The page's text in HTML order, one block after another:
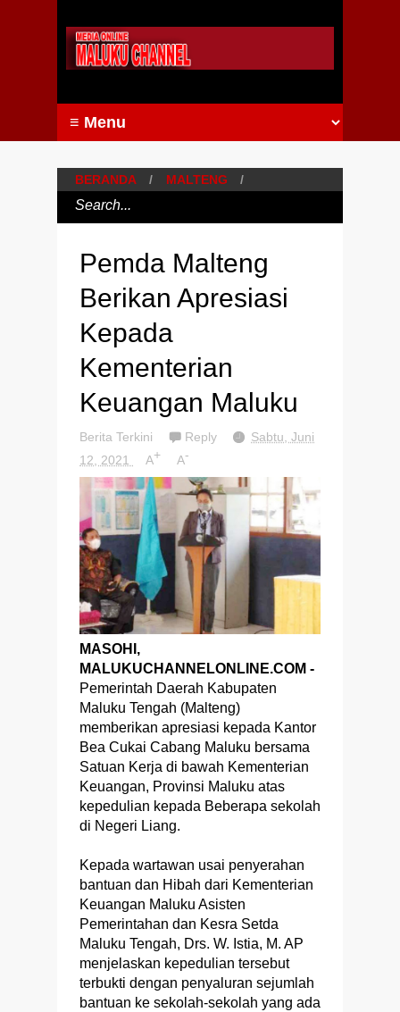
BERANDA / MALTENG /
Pemda Malteng
Berikan Apresiasi
Kepada
Kementerian
Keuangan Maluku
Berita Terkini Reply
Sabtu, Juni
12, 2021
A+ A-
MASOHI,
MALUKUCHANNELONLINE.COM -
Pemerintah Daerah Kabupaten
Maluku Tengah (Malteng)
memberikan apresiasi kepada Kantor
Bea Cukai Cabang Maluku bersama
Satuan Kerja di bawah Kementerian
Keuangan, Provinsi Maluku atas
kepedulian kepada Beberapa sekolah
di Negeri Liang.
Kepada wartawan usai penyerahan
bantuan dan Hibah dari Kementerian
Keuangan Maluku Asisten
Pemerintahan dan Kesra Setda
Maluku Tengah, Drs. W. Istia, M. AP
menjelaskan kepedulian tersebut
terbukti dengan penyaluran sejumlah
bantuan ke sekolah-sekolah yang ada